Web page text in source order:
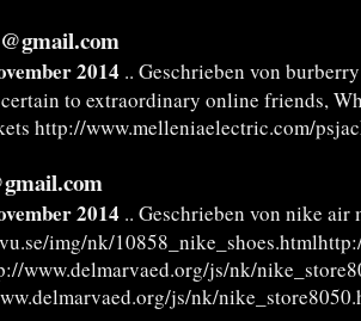
2014 .. Geschrieben von
to extraordinary online friends,
http://www.melleniaelectric.com/
2014 .. Geschrieben von nike air
img/nk/
www.delmarvaed.org/js/nk/
js/nk/